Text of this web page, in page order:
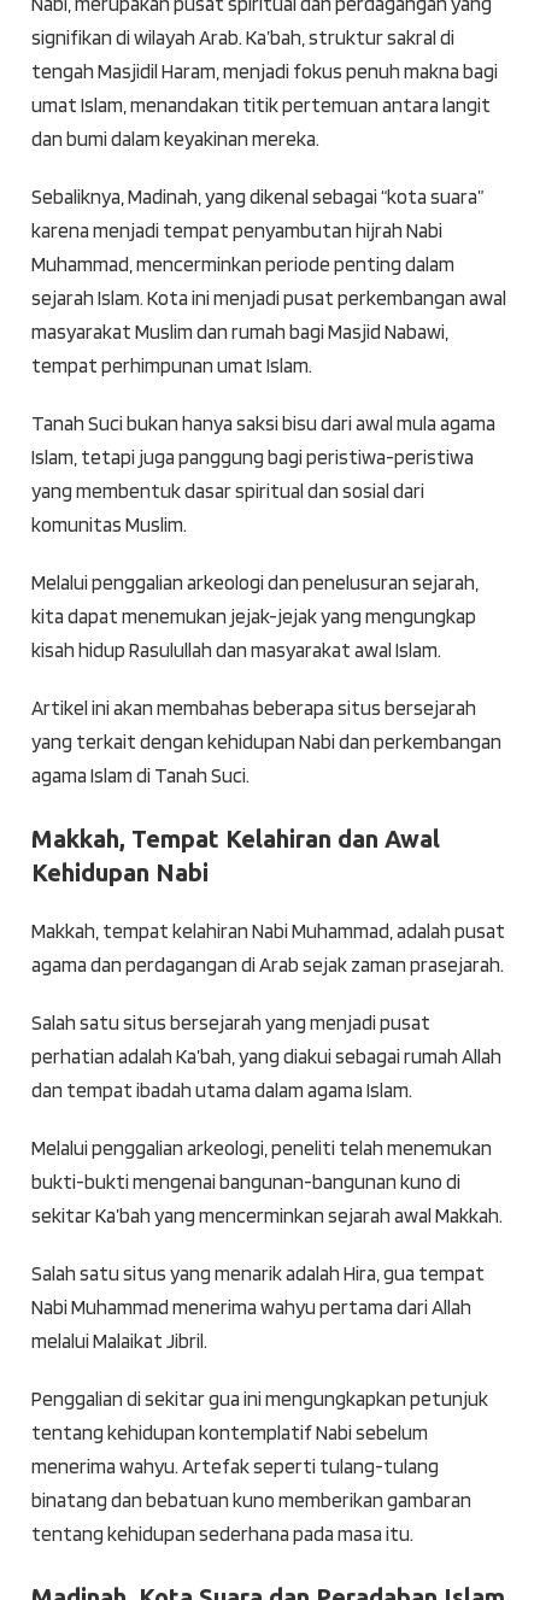
signifikan di wilayah Arab. Ka’bah, struktur sakral di
tengah Masjidil Haram, menjadi fokus penuh makna bagi
umat Islam, menandakan titik pertemuan antara langit
dan bumi dalam keyakinan mereka.
Sebaliknya, Madinah, yang dikenal sebagai “kota suara”
karena menjadi tempat penyambutan hijrah Nabi
Muhammad, mencerminkan periode penting dalam
sejarah Islam. Kota ini menjadi pusat perkembangan awal
masyarakat Muslim dan rumah bagi Masjid Nabawi,
tempat perhimpunan umat Islam.
Tanah Suci bukan hanya saksi bisu dari awal mula agama
Islam, tetapi juga panggung bagi peristiwa-peristiwa
yang membentuk dasar spiritual dan sosial dari
komunitas Muslim.
Melalui penggalian arkeologi dan penelusuran sejarah,
kita dapat menemukan jejak-jejak yang mengungkap
kisah hidup Rasulullah dan masyarakat awal Islam.
Artikel ini akan membahas beberapa situs bersejarah
yang terkait dengan kehidupan Nabi dan perkembangan
agama Islam di Tanah Suci.
Makkah, Tempat Kelahiran dan Awal
Kehidupan Nabi
Makkah, tempat kelahiran Nabi Muhammad, adalah pusat
agama dan perdagangan di Arab sejak zaman prasejarah.
Salah satu situs bersejarah yang menjadi pusat
perhatian adalah Ka’bah, yang diakui sebagai rumah Allah
dan tempat ibadah utama dalam agama Islam.
Melalui penggalian arkeologi, peneliti telah menemukan
bukti-bukti mengenai bangunan-bangunan kuno di
sekitar Ka’bah yang mencerminkan sejarah awal Makkah.
Salah satu situs yang menarik adalah Hira, gua tempat
Nabi Muhammad menerima wahyu pertama dari Allah
melalui Malaikat Jibril.
Penggalian di sekitar gua ini mengungkapkan petunjuk
tentang kehidupan kontemplatif Nabi sebelum
menerima wahyu. Artefak seperti tulang-tulang
binatang dan bebatuan kuno memberikan gambaran
tentang kehidupan sederhana pada masa itu.